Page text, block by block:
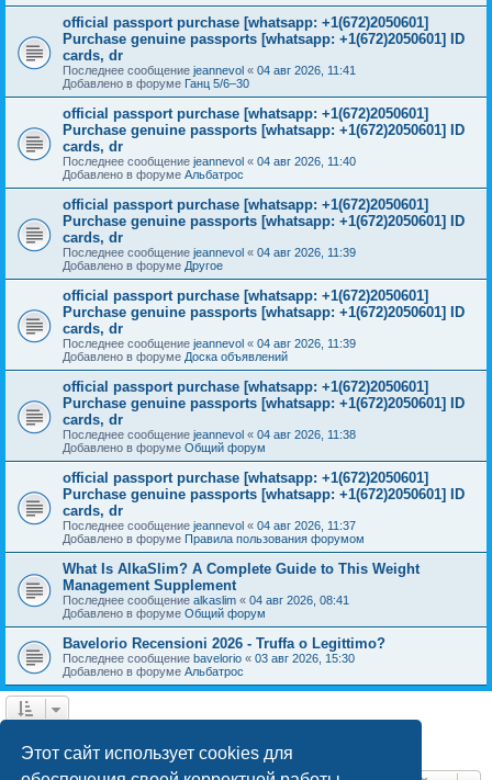
Этот сайт использует cookies для
official passport purchase [whatsapp: +1(672)2050601]
Purchase genuine passports [whatsapp: +1(672)2050601] ID
cards, dr
Последнее сообщение jeannevol « 04 авг 2026, 11:41
Добавлено в форуме Ганц 5/6–30
official passport purchase [whatsapp: +1(672)2050601]
Purchase genuine passports [whatsapp: +1(672)2050601] ID
cards, dr
Последнее сообщение jeannevol « 04 авг 2026, 11:40
Добавлено в форуме Альбатрос
official passport purchase [whatsapp: +1(672)2050601]
Purchase genuine passports [whatsapp: +1(672)2050601] ID
cards, dr
Последнее сообщение jeannevol « 04 авг 2026, 11:39
Добавлено в форуме Другое
official passport purchase [whatsapp: +1(672)2050601]
Purchase genuine passports [whatsapp: +1(672)2050601] ID
cards, dr
Последнее сообщение jeannevol « 04 авг 2026, 11:39
Добавлено в форуме Доска объявлений
official passport purchase [whatsapp: +1(672)2050601]
Purchase genuine passports [whatsapp: +1(672)2050601] ID
cards, dr
Последнее сообщение jeannevol « 04 авг 2026, 11:38
Добавлено в форуме Общий форум
official passport purchase [whatsapp: +1(672)2050601]
Purchase genuine passports [whatsapp: +1(672)2050601] ID
cards, dr
Последнее сообщение jeannevol « 04 авг 2026, 11:37
Добавлено в форуме Правила пользования форумом
What Is AlkaSlim? A Complete Guide to This Weight
Management Supplement
Последнее сообщение alkaslim « 04 авг 2026, 08:41
Добавлено в форуме Общий форум
Bavelorio Recensioni 2026 - Truffa o Legittimo?
Последнее сообщение bavelorio « 03 авг 2026, 15:30
Добавлено в форуме Альбатрос